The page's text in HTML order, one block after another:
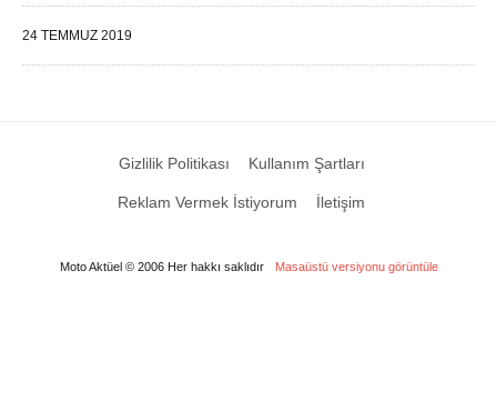
24 TEMMUZ 2019
Gizlilik Politikası Kullanım Şartları
Reklam Vermek İstiyorum İletişim
Moto Aktüel © 2006 Her hakkı saklıdır Masaüstü versiyonu görüntüle